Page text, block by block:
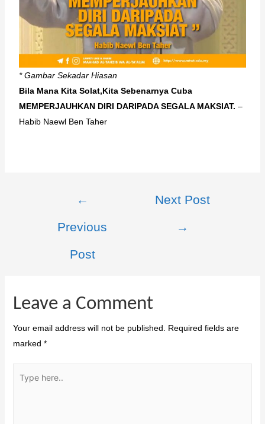
* Gambar Sekadar Hiasan
Bila Mana Kita Solat,Kita Sebenarnya Cuba
MEMPERJAUHKAN DIRI DARIPADA SEGALA MAKSIAT. –
Habib Naewl Ben Taher
←
Previous
Post
Next Post
→
Leave a Comment
Your email address will not be published.
Required fields are
marked *